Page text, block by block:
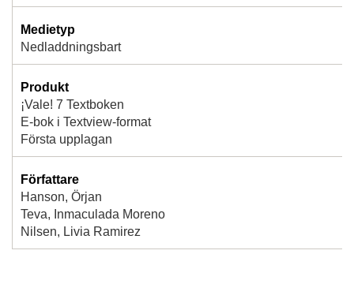
Medietyp
Nedladdningsbart
Produkt
¡Vale! 7 Textboken
E-bok i Textview-format
Första upplagan
Författare
Hanson, Örjan
Teva, Inmaculada Moreno
Nilsen, Livia Ramirez